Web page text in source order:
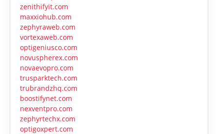
zenithifyit.com
maxxiohub.com
zephyraweb.com
vortexaweb.com
optigeniusco.com
novuspherex.com
novaevopro.com
trusparktech.com
trubrandzhq.com
boostifynet.com
nexventpro.com
zephyrtechx.com
optigoxpert.com